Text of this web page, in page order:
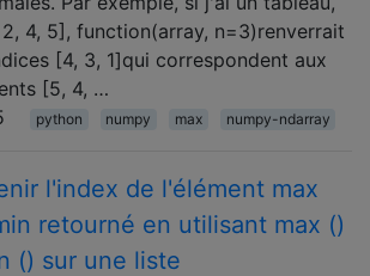
2, 4, 5], function(array, n=3)renverrait
[4, 3, 1]qui correspondent aux
[5, 4, …
python numpy max numpy-ndarray
l'index de l'élément max
retourné en utilisant max ()
() sur une liste